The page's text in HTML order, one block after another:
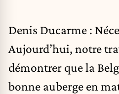
Denis Ducarme :
Aujourd’hui, notre
démontrer que la
bonne auberge en